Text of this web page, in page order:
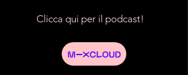
Clicca qui per il podcast!